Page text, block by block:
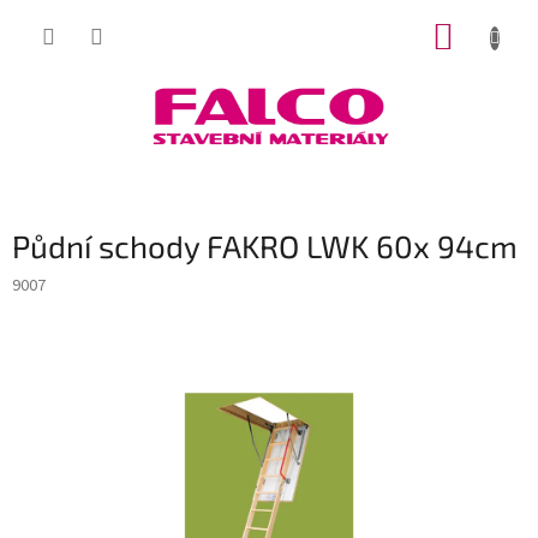
Půdní schody FAKRO LWK 60x 94cm
9007